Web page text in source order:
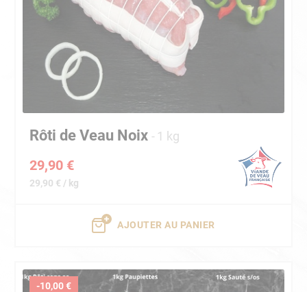
Rôti de Veau Noix 1 kg
29,90 €
29,90 € / kg
AJOUTER AU PANIER
-10,00 €